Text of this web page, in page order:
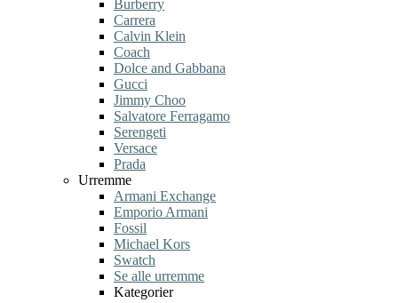
Burberry
Carrera
Calvin Klein
Coach
Dolce and Gabbana
Gucci
Jimmy Choo
Salvatore Ferragamo
Serengeti
Versace
Prada
Urremme
Armani Exchange
Emporio Armani
Fossil
Michael Kors
Swatch
Se alle urremme
Kategorier